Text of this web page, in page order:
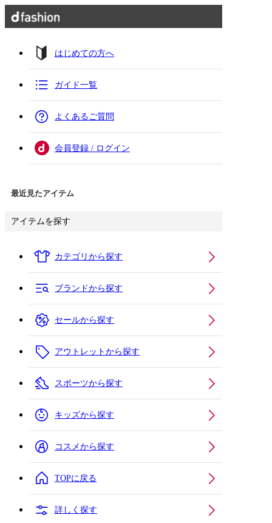
はじめての方へ
ガイド一覧
よくあるご質問
会員登録 / ログイン
最近見たアイテム
アイテムを探す
カテゴリから探す
ブランドから探す
セールから探す
アウトレットから探す
スポーツから探す
キッズから探す
コスメから探す
TOPに戻る
詳しく探す